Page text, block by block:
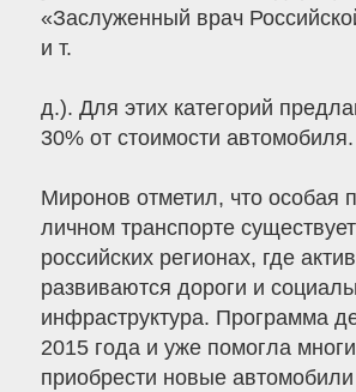
«Заслуженный врач
и т.
д.). Для этих категорий
30% от стоимости автомобиля.
Миронов отметил, что особая
личном транспорте
российских регионах, где
развиваются дороги и
инфраструктура. Программа
2015 года и уже помогла
приобрести новые автомобили